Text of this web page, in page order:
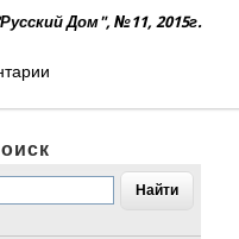
Дом", №11, 2015г.